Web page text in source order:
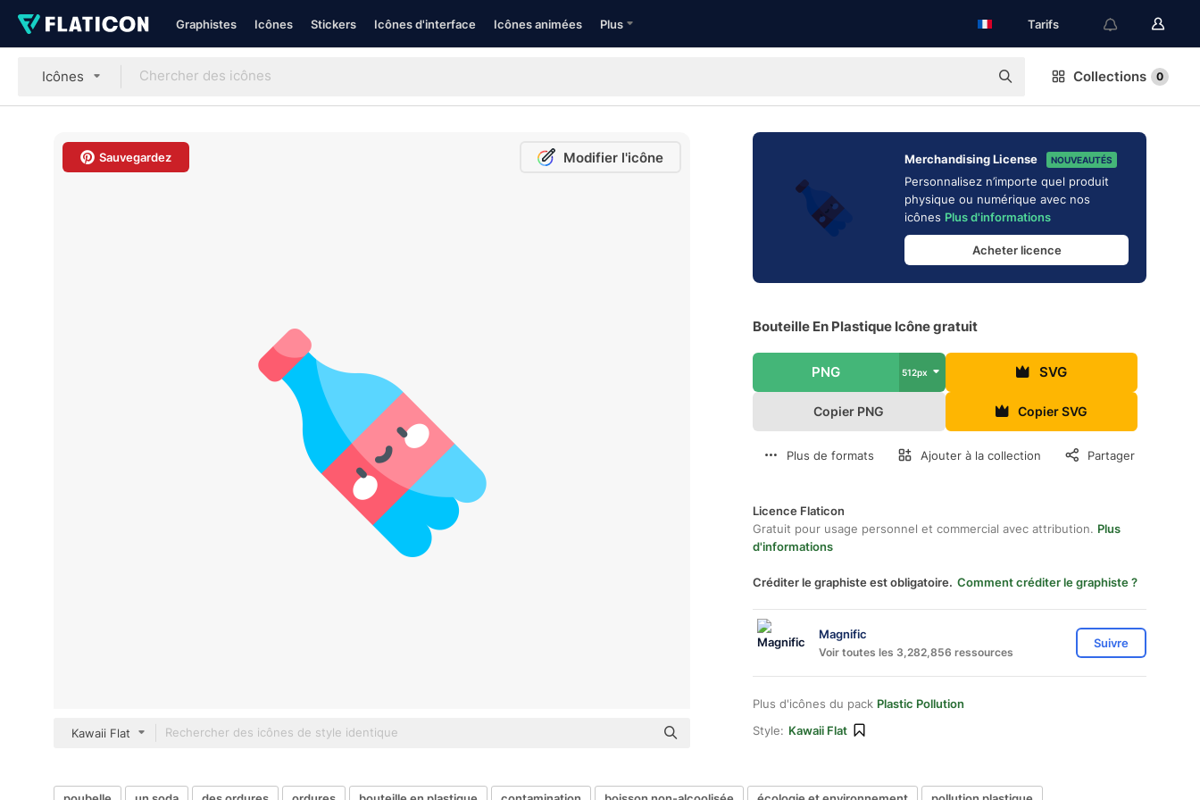
Graphistes Icônes Stickers Icônes d'interface Icônes animées Plus Tarifs
Icônes Collections 0
Sauvegardez Modifier l'icône
Kawaii Flat
Merchandising License NOUVEAUTÉS
Personnalisez n’importe quel produit
physique ou numérique avec nos
icônes Plus d'informations
Acheter licence
Bouteille En Plastique Icône gratuit
PNG 512px SVG
Copier PNG Copier SVG
Plus de formats Ajouter à la collection Partager
Licence Flaticon
Gratuit pour usage personnel et commercial avec attribution. Plus
d'informations
Créditer le graphiste est obligatoire. Comment créditer le graphiste ?
Magnific
Voir toutes les 3,282,856 ressources
Suivre
Plus d'icônes du pack Plastic Pollution
Style: Kawaii Flat